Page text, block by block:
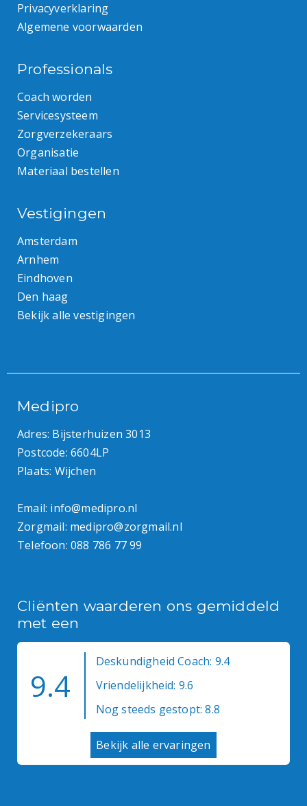
Privacyverklaring
Algemene voorwaarden
Professionals
Coach worden
Servicesysteem
Zorgverzekeraars
Organisatie
Materiaal bestellen
Vestigingen
Amsterdam
Arnhem
Eindhoven
Den haag
Bekijk alle vestigingen
Medipro
Adres: Bijsterhuizen 3013
Postcode: 6604LP
Plaats: Wijchen
Email: info@medipro.nl
Zorgmail: medipro@zorgmail.nl
Telefoon: 088 786 77 99
Cliënten waarderen ons gemiddeld
met een
9.4
Deskundigheid Coach: 9.4
Vriendelijkheid: 9.6
Nog steeds gestopt: 8.8
Bekijk alle ervaringen